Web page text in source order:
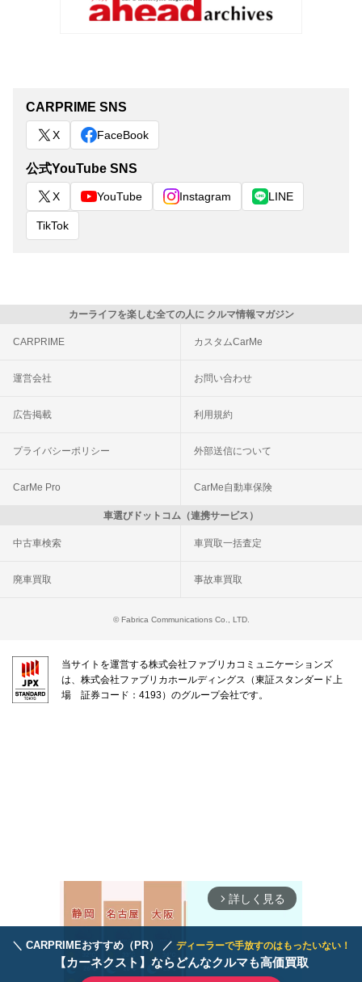
＼ CARPRIMEおすすめ（PR） ／ ディーラーで手放すのはもったいない！
【カーネクスト】ならどんなクルマも高価買取
CARPRIME SNS
X FaceBook
公式YouTube SNS
X YouTube Instagram LINE
TikTok
カーライフを楽しむ全ての人に クルマ情報マガジン
CARPRIME カスタムCarMe
運営会社 お問い合わせ
広告掲載 利用規約
プライバシーポリシー 外部送信について
CarMe Pro CarMe自動車保険
車選びドットコム（連携サービス）
中古車検索 車買取一括査定
廃車買取 事故車買取
© Fabrica Communications Co., LTD.
当サイトを運営する株式会社ファブリカコミュニケーションズ
は、株式会社ファブリカホールディングス（東証スタンダード上
場 証券コード：4193）のグループ会社です。
arrow_forward_ios 詳しく見る